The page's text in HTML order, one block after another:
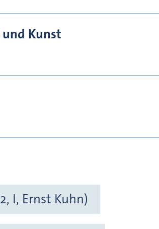
Kunst
I, Ernst Kuhn)